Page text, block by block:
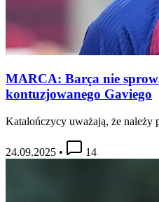
MARCA: Barça nie
kontuzjowanego Gaviego
Katalończycy uważają, że należy
24.09.2025 • 14